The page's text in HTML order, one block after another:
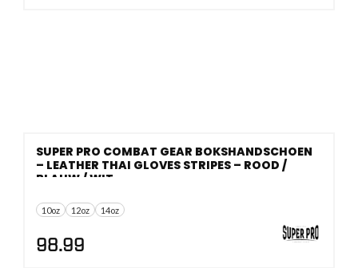
10oz 12oz 14oz
SUPER PRO COMBAT GEAR BOKSHANDSCHOEN
– LEATHER THAI GLOVES STRIPES – ROOD /
BLAUW / WIT
98.99